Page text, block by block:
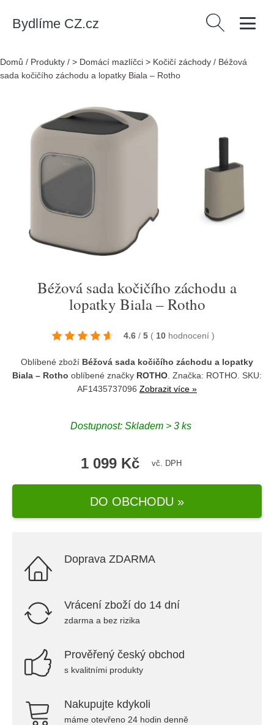
Bydlíme CZ.cz Vyhledávání
Domů / Produkty / > Domácí mazlíčci > Kočičí záchody / Béžová
sada kočičího záchodu a lopatky Biala – Rotho
Béžová sada kočičího záchodu a
lopatky Biala – Rotho
4.6 / 5 ( 10 hodnocení )
Oblíbené zboží Béžová sada kočičího záchodu a lopatky
Biala – Rotho oblíbené značky ROTHO . Značka: ROTHO . SKU:
AF1435737096 Zobrazit více »
Dostupnost: Skladem > 3 ks
1 099 Kč vč. DPH
DO OBCHODU »
Doprava ZDARMA
Vrácení zboží do 14 dní
zdarma a bez rizika
Prověřený český obchod
s kvalitními produkty
Nakupujte kdykoli
máme otevřeno 24 hodin denně